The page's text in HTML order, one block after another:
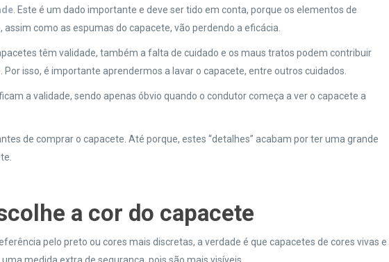
. Este é um dado importante e deve ser tido em conta, porque os elementos de
como as espumas do capacete, vão perdendo a eficácia.
têm validade, também a falta de cuidado e os maus tratos podem contribuir
isso, é importante aprendermos a lavar o capacete, entre outros cuidados.
a validade, sendo apenas óbvio quando o condutor começa a ver o capacete a
de comprar o capacete. Até porque, estes “detalhes” acabam por ter uma grande
a cor do capacete
pelo preto ou cores mais discretas, a verdade é que capacetes de cores vivas e